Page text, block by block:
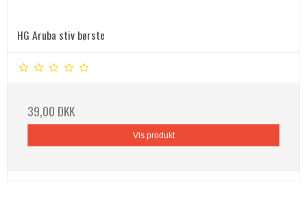
HG Aruba stiv børste
39,00 DKK
Vis produkt